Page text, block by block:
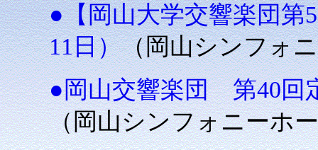
●【岡山大学交響楽団第
11日）（岡山シンフォ
●岡山交響楽団 第40回
（岡山シンフォニーホ